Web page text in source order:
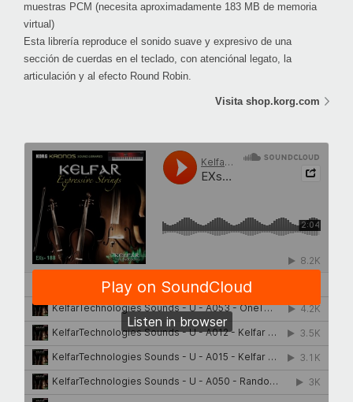
muestras PCM (necesita aproximadamente 183 MB de memoria
virtual)
Esta librería reproduce el sonido suave y expresivo de una
sección de cuerdas en el teclado, con atenciónal legato, la
articulación y al efecto Round Robin.
Visita shop.korg.com